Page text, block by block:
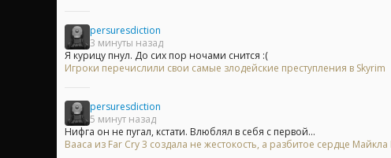
persuresdiction
3 минуты назад
Я курицу пнул. До сих пор ночами снится :(
Игроки перечислили свои самые злодейские преступления в Skyrim
persuresdiction
5 минут назад
Нифга он не пугал, кстати. Влюблял в себя с первой...
Вааса из Far Cry 3 создала не жестокость, а разбитое сердце